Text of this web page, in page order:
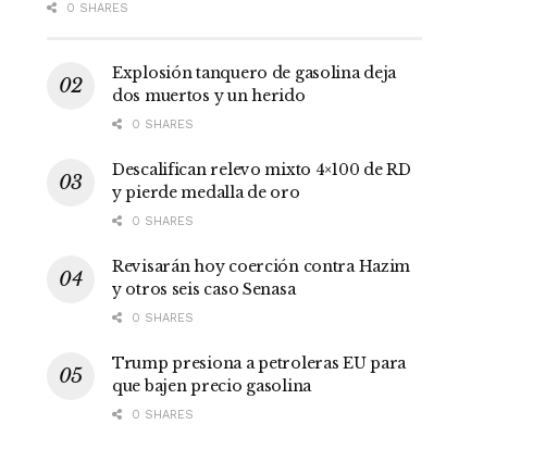
0 SHARES
Explosión tanquero de gasolina deja
dos muertos y un herido
0 SHARES
Descalifican relevo mixto 4×100 de RD
y pierde medalla de oro
0 SHARES
Revisarán hoy coerción contra Hazim
y otros seis caso Senasa
0 SHARES
Trump presiona a petroleras EU para
que bajen precio gasolina
0 SHARES